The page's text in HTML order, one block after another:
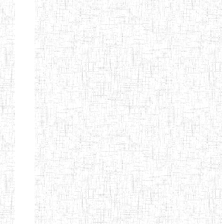
L'EXCELLENCE
ENIEG DES
NATIONS
10/07/2001 ENIEG Privé
ENIET PAUL
MOMO
23/07/2014 ENIET Privé
ENIEG PRIVEE
TCHEB'S
10/07/2008 ENIEG Privé
ENIEG PRIVEE
BILINGUE
INCLUSIVE
LOUIS
BRAILLE DU
12/07/2019 ENIEG Privé